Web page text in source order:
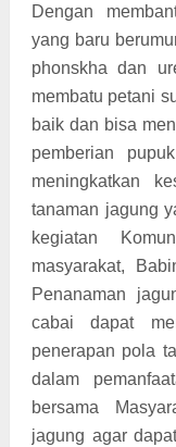
Dengan
yang baru
phonskha dan
membatu petani
baik dan bisa
pemberian
meningkatkan
tanaman jagung
kegiatan
masyarakat,
Penanaman
cabai dapat
penerapan pola
dalam
bersama
jagung agar